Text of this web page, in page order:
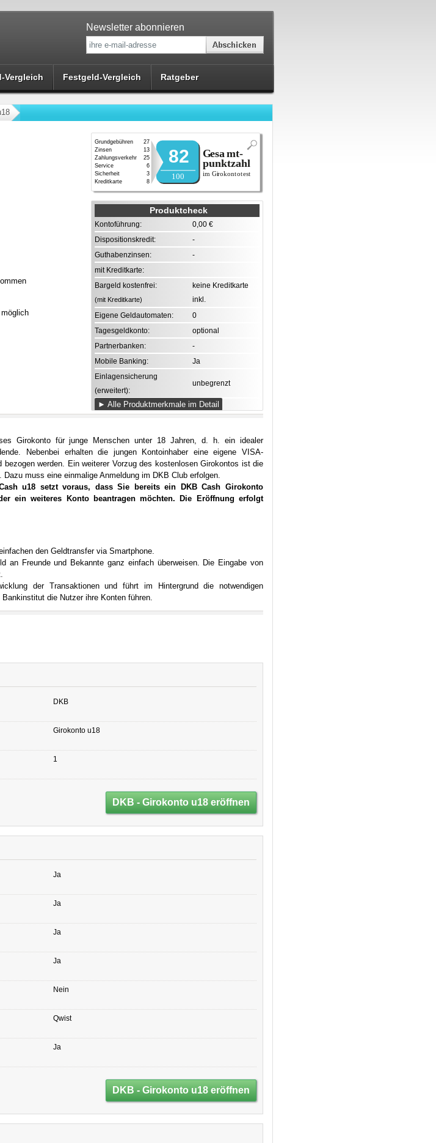
Vergleich Festgeld-Vergleich Ratgeber
Newsletter abonnieren
Grundgebühren
27
Zinsen
13
Zahlungsverkehr
25
Service
6
Sicherheit
3
Kreditkarte
8
82
Produktcheck
Kontoführung:
0,00 €
Dispositionskredit:
-
Guthabenzinsen:
-
mit Kreditkarte:
Bargeld kostenfrei:
(mit Kreditkarte)
keine Kreditkarte
inkl.
Eigene Geldautomaten:
0
Tagesgeldkonto:
optional
Partnerbanken:
-
Mobile Banking:
Ja
Einlagensicherung
(erweitert):
unbegrenzt
► Alle Produktmerkmale im Detail
Girokonto für junge Menschen unter 18 Jahren, d. h. ein idealer
Nebenbei erhalten die jungen Kontoinhaber eine eigene VISA-
werden. Ein weiterer Vorzug des kostenlosen Girokontos ist die
muss eine einmalige Anmeldung im DKB Club erfolgen.
u18 setzt voraus, dass Sie bereits ein DKB Cash Girokonto
ein weiteres Konto beantragen möchten. Die Eröffnung erfolgt
den Geldtransfer via Smartphone.
an Freunde und Bekannte ganz einfach überweisen. Die Eingabe von
der Transaktionen und führt im Hintergrund die notwendigen
die Nutzer ihre Konten führen.
DKB
Girokonto u18
1
DKB - Girokonto u18 eröffnen
Ja
Ja
Ja
Ja
Nein
Qwist
Ja
DKB - Girokonto u18 eröffnen